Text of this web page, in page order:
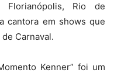
Florianópolis, Rio de
cantora em shows que
Carnaval.
Kenner” foi um